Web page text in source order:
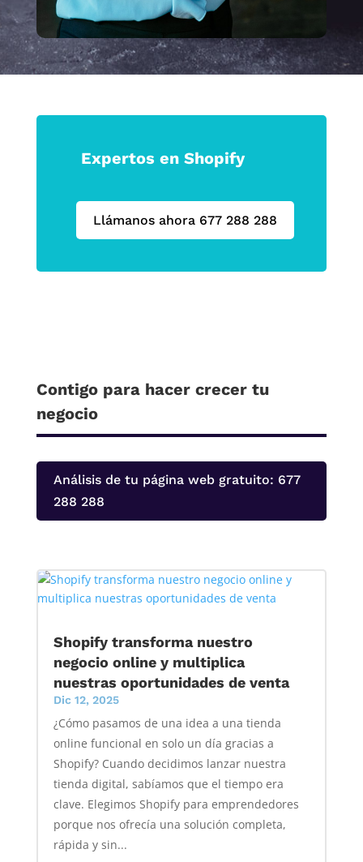
Expertos en Shopify
Llámanos ahora 677 288 288
Contigo para hacer crecer tu
negocio
Análisis de tu página web gratuito: 677
288 288
Shopify transforma nuestro
negocio online y multiplica
nuestras oportunidades de venta
Dic 12, 2025
¿Cómo pasamos de una idea a una tienda
online funcional en solo un día gracias a
Shopify? Cuando decidimos lanzar nuestra
tienda digital, sabíamos que el tiempo era
clave. Elegimos Shopify para emprendedores
porque nos ofrecía una solución completa,
rápida y sin...